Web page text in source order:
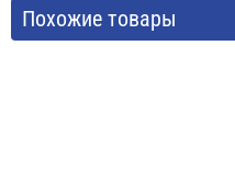
Похожие товары